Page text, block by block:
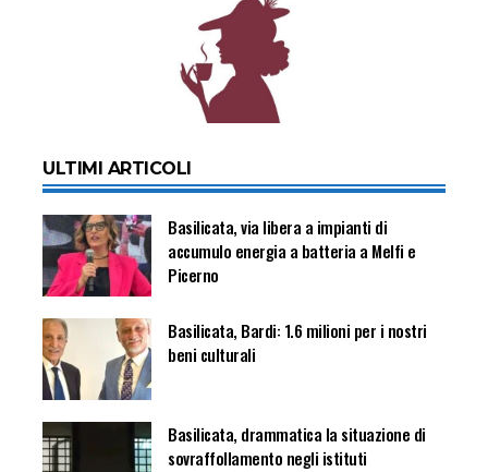
ULTIMI ARTICOLI
Basilicata, via libera a impianti di
accumulo energia a batteria a Melfi e
Picerno
Basilicata, Bardi: 1.6 milioni per i nostri
beni culturali
Basilicata, drammatica la situazione di
sovraffollamento negli istituti